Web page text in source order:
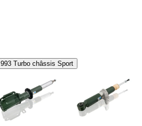
993 Turbo châssis Sport